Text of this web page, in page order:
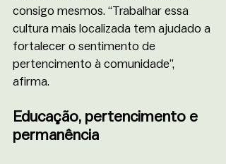
consigo mesmos. “Trabalhar essa
cultura mais localizada tem ajudado a
fortalecer o sentimento de
pertencimento à comunidade”,
afirma.
Educação, pertencimento e
permanência